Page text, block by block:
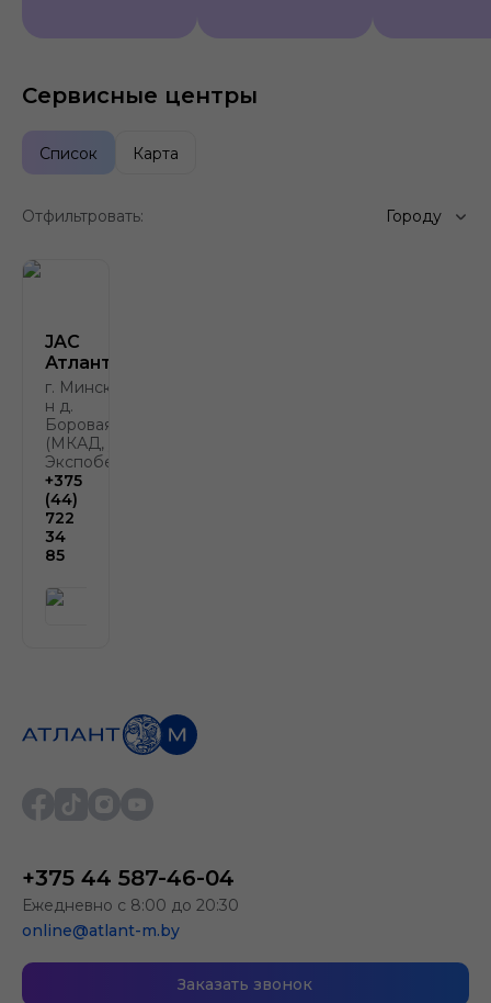
Сервисные центры
Список Карта
Отфильтровать: Городу
JAC
Атлант-М
г. Минск, р-
н д.
Боровая, 2
(МКАД, у
Экспобела)
+375
(44)
722
34
85
+375 44 587-46-04
Ежедневно с 8:00 до 20:30
online@atlant-m.by
Заказать звонок